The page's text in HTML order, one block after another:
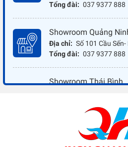
Tổng đài: 037 9377 888
Showroom Quảng
Địa chỉ: Số 101 Cầu
Tổng đài: 037 9377 888
Showroom Thái Bình
037 9377 888
Showroom Đồng Nai